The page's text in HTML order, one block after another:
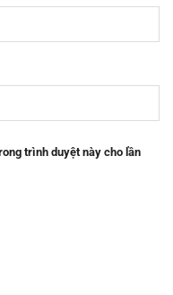
trình duyệt này cho lần